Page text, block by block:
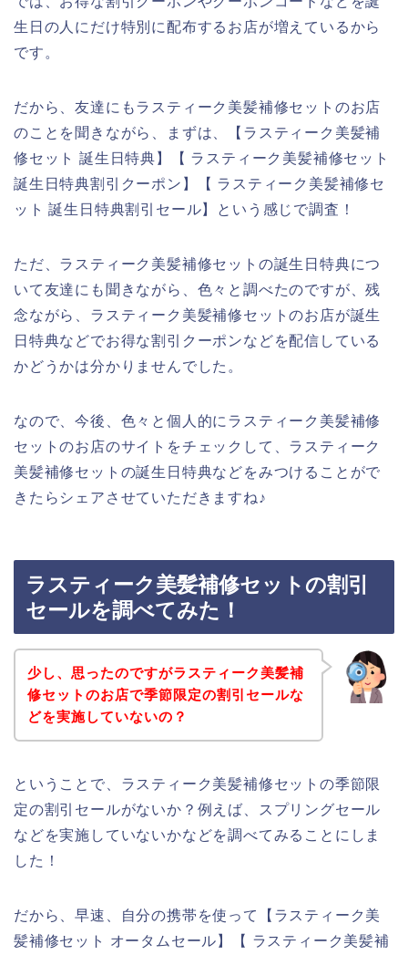
生日の人にだけ特別に配布するお店が増えているから
です。
だから、友達にもラスティーク美髪補修セットのお店
のことを聞きながら、まずは、【ラスティーク美髪補
修セット 誕生日特典】【 ラスティーク美髪補修セット
誕生日特典割引クーポン】【 ラスティーク美髪補修セ
ット 誕生日特典割引セール】という感じで調査！
ただ、ラスティーク美髪補修セットの誕生日特典につ
いて友達にも聞きながら、色々と調べたのですが、残
念ながら、ラスティーク美髪補修セットのお店が誕生
日特典などでお得な割引クーポンなどを配信している
かどうかは分かりませんでした。
なので、今後、色々と個人的にラスティーク美髪補修
セットのお店のサイトをチェックして、ラスティーク
美髪補修セットの誕生日特典などをみつけることがで
きたらシェアさせていただきますね♪
ラスティーク美髪補修セットの割引
セールを調べてみた！
少し、思ったのですがラスティーク美髪補
修セットのお店で季節限定の割引セールな
どを実施していないの？
ということで、ラスティーク美髪補修セットの季節限
定の割引セールがないか？例えば、スプリングセール
などを実施していないかなどを調べてみることにしま
した！
だから、早速、自分の携帯を使って【ラスティーク美
髪補修セット オータムセール】【 ラスティーク美髪補